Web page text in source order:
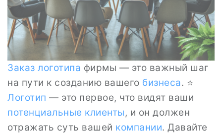
Заказ логотипа фирмы — это важный шаг
на пути к созданию вашего бизнеса. ⭐
Логотип — это первое, что видят ваши
потенциальные клиенты, и он должен
отражать суть вашей компании. Давайте